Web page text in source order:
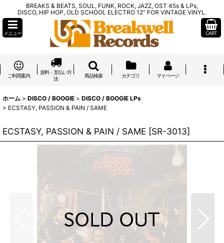
BREAKS & BEATS, SOUL, FUNK, ROCK, JAZZ, OST 45s & LPs,
DISCO, HIP HOP, OLD SCHOOL ELECTRO 12" FOR VINTAGE VINYL.
メニュー CART
ご利用案内
送料・支払い方
法
商品検索 カテゴリ マイページ
ホーム > DISCO / BOOGIE > DISCO / BOOGIE LPs
> ECSTASY, PASSION & PAIN / SAME
ECSTASY, PASSION & PAIN / SAME [SR-3013]